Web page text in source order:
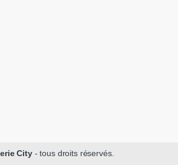
City- tous droits réservés.